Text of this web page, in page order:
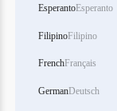
EsperantoEsperanto
FilipinoFilipino
FrenchFrançais
GermanDeutsch